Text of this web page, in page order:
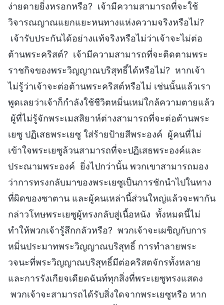
ง่ายดายยิ่งหรอกหรือ? เจ้ามีความสามารถที่จะใช้
วิจารณญาณแยกแยะหนทางแห่งความจริงหรือไม่?
เจ้ารับประกันได้อย่างแท้จริงหรือไม่ว่าเจ้าจะไม่ต่อ
ต้านพระคริสต์? เจ้ามีความสามารถที่จะติดตามพระ
ราชกิจของพระวิญญาณบริสุทธิ์ได้หรือไม่? หากเจ้า
ไม่รู้ว่าเจ้าจะต่อต้านพระคริสต์หรือไม่ เช่นนั้นแล้วเรา
พูดเลยว่าเจ้าก็กำลังใช้ชีวิตหมิ่นเหม่ใกล้ความตายแล้ว
ผู้ที่ไม่รู้จักพระเมสสิยาห์ต่างสามารถที่จะต่อต้านพระ
เยซู ปฏิเสธพระเยซู ใส่ร้ายป้ายสีพระองค์ ผู้คนที่ไม่
เข้าใจพระเยซูล้วนสามารถที่จะปฏิเสธพระองค์และ
ประณามพระองค์ ยิ่งไปกว่านั้น พวกเขาสามารถมอง
ว่าการทรงกลับมาของพระเยซูเป็นการชักนำไปในทาง
ที่ผิดของซาตาน และผู้คนเหล่านี้ส่วนใหญ่แล้วจะพากัน
กล่าวโทษพระเยซูผู้ทรงกลับสู่เนื้อหนัง ทั้งหมดนี้ไม่
ทำให้พวกเจ้ารู้สึกกลัวหรือ? พวกเจ้าจะเผชิญกับการ
หมิ่นประมาทพระวิญญาณบริสุทธิ์ การทำลายพระ
วจนะที่พระวิญญาณบริสุทธิ์มีต่อคริสตจักรทั้งหลาย
และการรังเกียจเดียดฉันท์ทุกสิ่งที่พระเยซูทรงแสดง
พวกเจ้าจะสามารถได้รับสิ่งใดจากพระเยซูหรือ หาก